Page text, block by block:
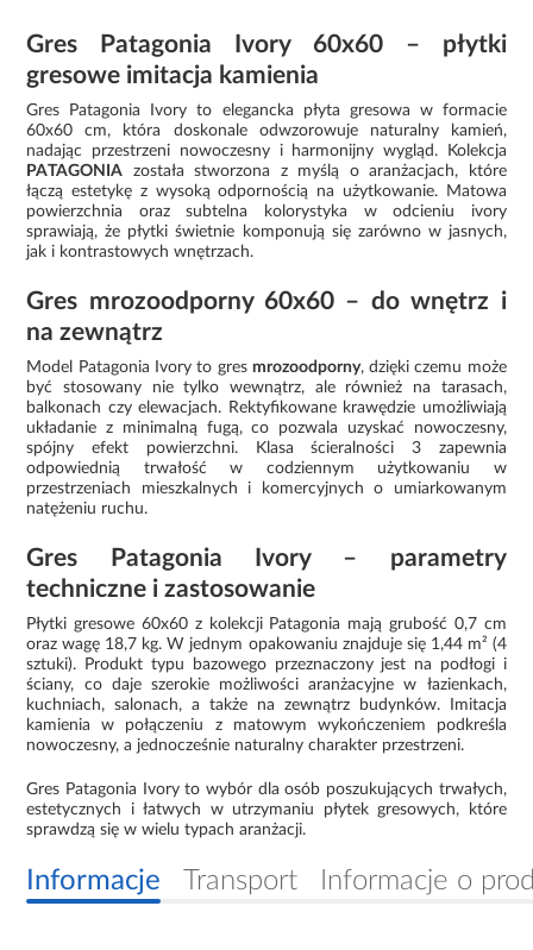
Gres Patagonia Ivory 60x60 – płytki
gresowe imitacja kamienia
Gres Patagonia Ivory to elegancka płyta gresowa w formacie
60x60 cm, która doskonale odwzorowuje naturalny kamień,
nadając przestrzeni nowoczesny i harmonijny wygląd. Kolekcja
PATAGONIA została stworzona z myślą o aranżacjach, które
łączą estetykę z wysoką odpornością na użytkowanie. Matowa
powierzchnia oraz subtelna kolorystyka w odcieniu ivory
sprawiają, że płytki świetnie komponują się zarówno w jasnych,
jak i kontrastowych wnętrzach.
Gres mrozoodporny 60x60 – do wnętrz i
na zewnątrz
Model Patagonia Ivory to gres mrozoodporny, dzięki czemu może
być stosowany nie tylko wewnątrz, ale również na tarasach,
balkonach czy elewacjach. Rektyfikowane krawędzie umożliwiają
układanie z minimalną fugą, co pozwala uzyskać nowoczesny,
spójny efekt powierzchni. Klasa ścieralności 3 zapewnia
odpowiednią trwałość w codziennym użytkowaniu w
przestrzeniach mieszkalnych i komercyjnych o umiarkowanym
natężeniu ruchu.
Gres Patagonia Ivory – parametry
techniczne i zastosowanie
Płytki gresowe 60x60 z kolekcji Patagonia mają grubość 0,7 cm
oraz wagę 18,7 kg. W jednym opakowaniu znajduje się 1,44 m² (4
sztuki). Produkt typu bazowego przeznaczony jest na podłogi i
ściany, co daje szerokie możliwości aranżacyjne w łazienkach,
kuchniach, salonach, a także na zewnątrz budynków. Imitacja
kamienia w połączeniu z matowym wykończeniem podkreśla
nowoczesny, a jednocześnie naturalny charakter przestrzeni.
Gres Patagonia Ivory to wybór dla osób poszukujących trwałych,
estetycznych i łatwych w utrzymaniu płytek gresowych, które
sprawdzą się w wielu typach aranżacji.
Informacje Transport Informacje o